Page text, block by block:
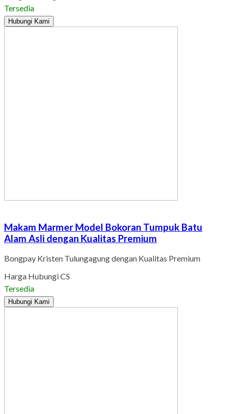
Tersedia
Hubungi Kami
Makam Marmer Model Bokoran Tumpuk Batu
Alam Asli dengan Kualitas Premium
Bongpay Kristen Tulungagung dengan Kualitas Premium
Harga Hubungi CS
Tersedia
Hubungi Kami